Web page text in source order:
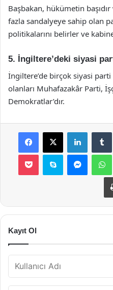
Başbakan, hükümetin
fazla sandalyeye sahip olan
politikalarını belirler ve
5. İngiltere’deki siyasi
İngiltere’de birçok siyasi
olanları Muhafazakâr Parti,
Demokratlar’dır.
Facebook
X LinkedIn
Pocket Skype
Kayıt Ol